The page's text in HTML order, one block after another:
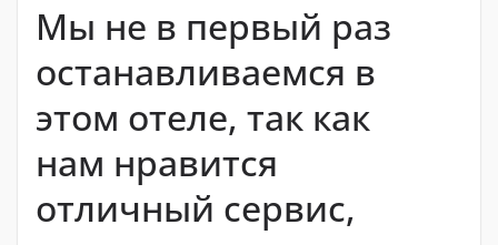
Мы не в первый раз
останавливаемся в
этом отеле, так как
нам нравится
отличный сервис,